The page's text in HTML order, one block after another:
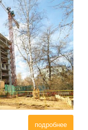
подробнее